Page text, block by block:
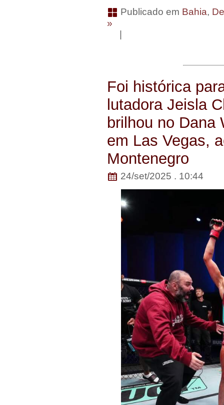
Publicado em Bahia,
»
Foi histórica
lutadora Jeisla
brilhou no Dana
em Las Vegas,
Montenegro
24/set/2025 . 10:44